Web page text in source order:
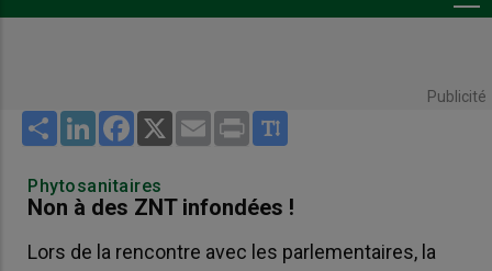
Publicité
Share LinkedInFacebook
X Email Print
Phytosanitaires
Non à des ZNT infondées !
Lors de la rencontre avec les parlementaires, la